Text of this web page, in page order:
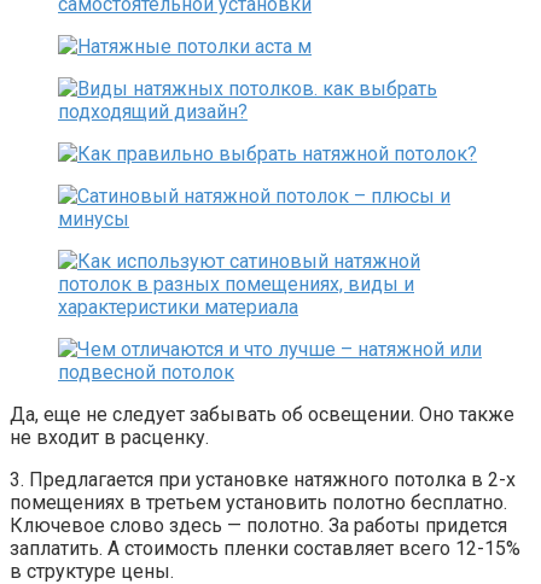
Да, еще не следует забывать об освещении. Оно также
не входит в расценку.
3. Предлагается при установке натяжного потолка в 2-х
помещениях в третьем установить полотно бесплатно.
Ключевое слово здесь — полотно. За работы придется
заплатить. А стоимость пленки составляет всего 12-15%
в структуре цены.